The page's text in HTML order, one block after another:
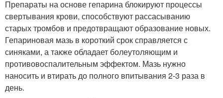
Препараты на основе гепарина блокируют процессы
свертывания крови, способствуют рассасыванию
старых тромбов и предотвращают образование новых.
Гепариновая мазь в короткий срок справляется с
синяками, а также обладает болеутоляющим и
противовоспалительным эффектом. Мазь нужно
наносить и втирать до полного впитывания 2-3 раза в
день.